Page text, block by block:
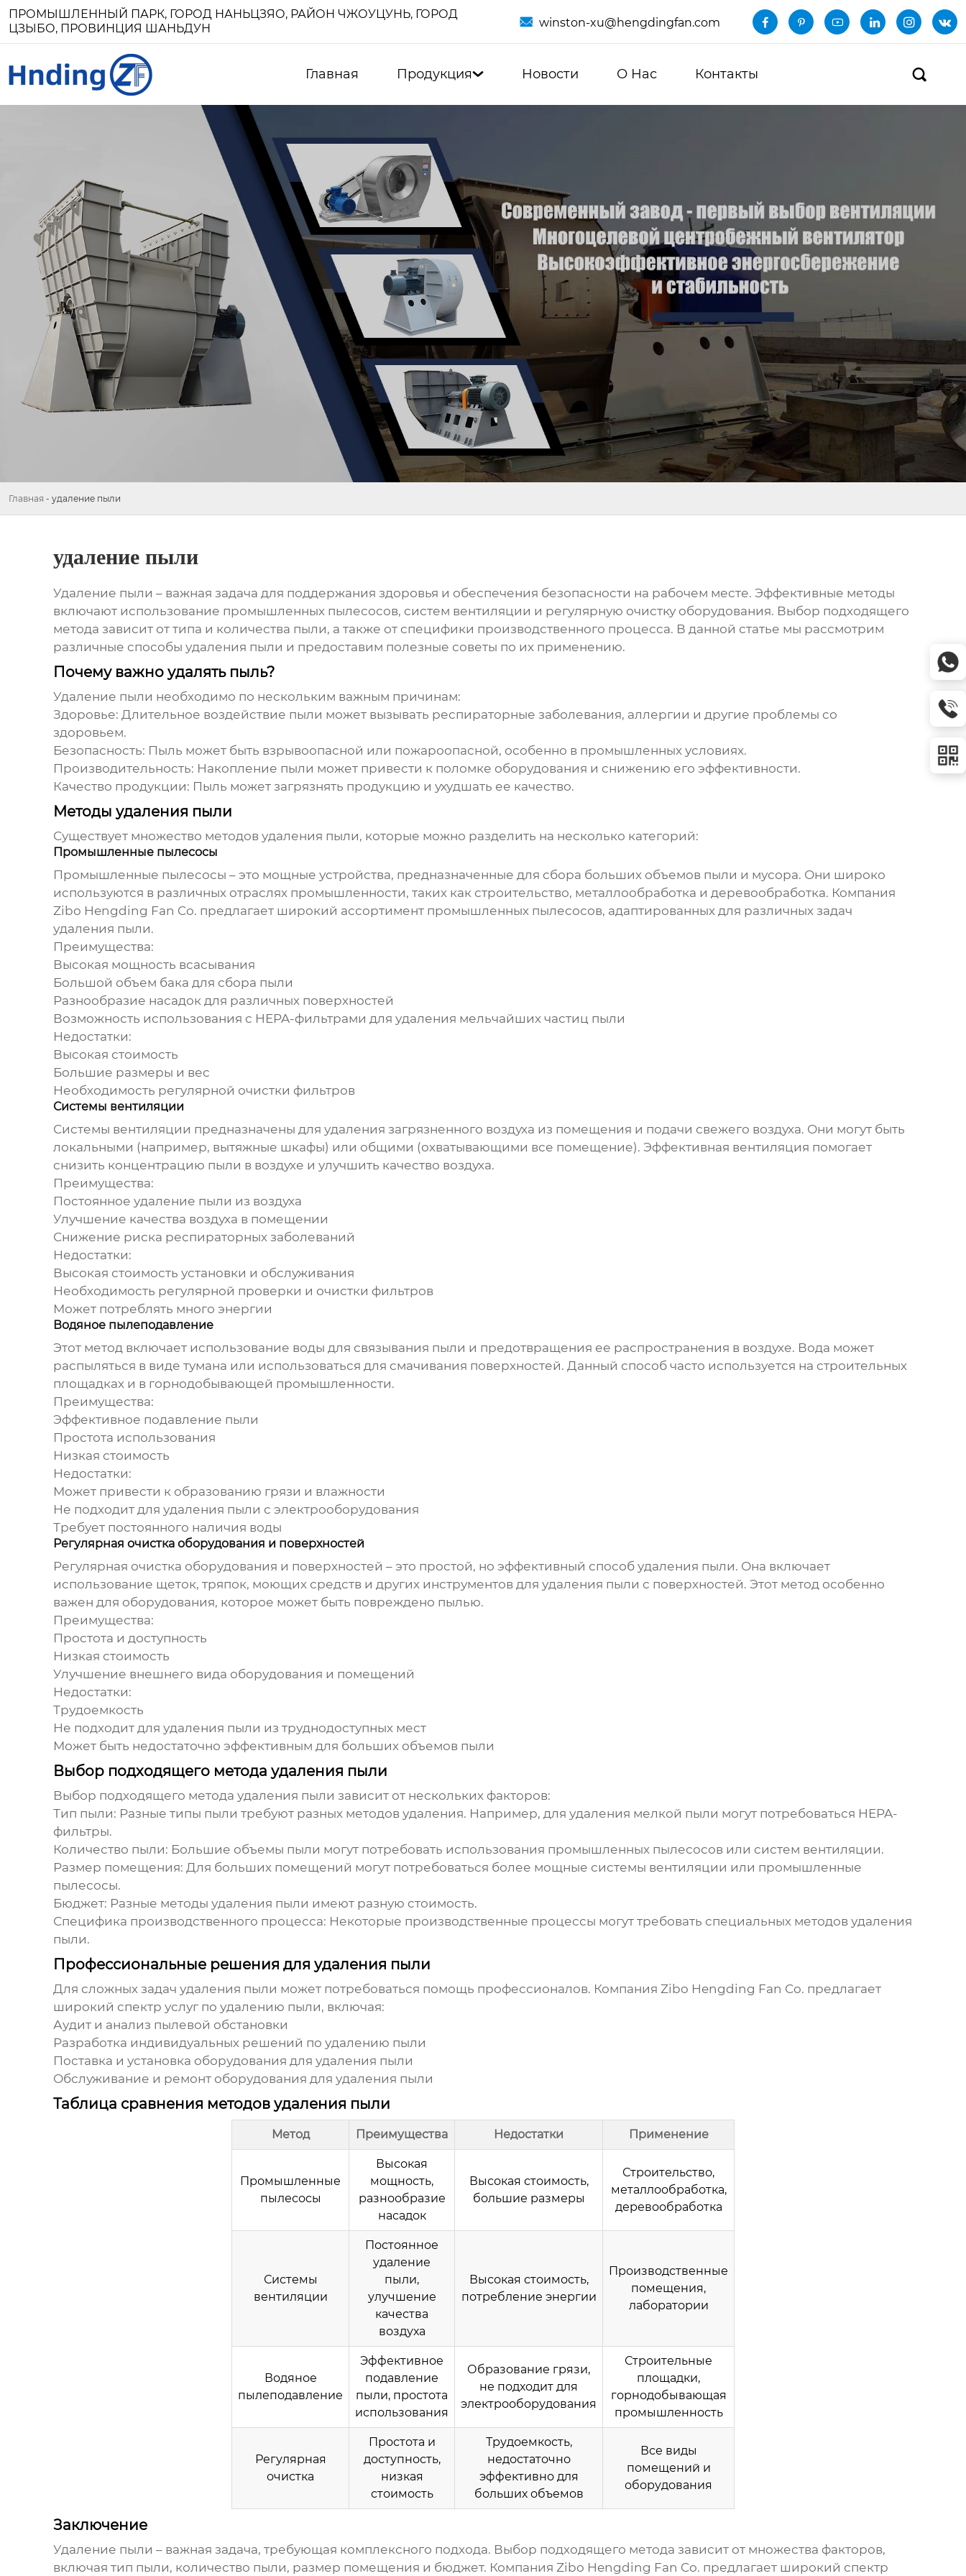
ПРОМЫШЛЕННЫЙ ПАРК, ГОРОД НАНЬЦЗЯО, РАЙОН ЧЖОУЦУНЬ, ГОРОД
ЦЗЫБО, ПРОВИНЦИЯ ШАНЬДУН
 winston-xu@hengdingfan.com      
Главная Продукция Новости О Нас Контакты 
Главная - удаление пыли
удаление пыли
Удаление пыли – важная задача для поддержания здоровья и обеспечения безопасности на рабочем месте. Эффективные методы
включают использование промышленных пылесосов, систем вентиляции и регулярную очистку оборудования. Выбор подходящего
метода зависит от типа и количества пыли, а также от специфики производственного процесса. В данной статье мы рассмотрим
различные способы удаления пыли и предоставим полезные советы по их применению.
Почему важно удалять пыль?
Удаление пыли необходимо по нескольким важным причинам:
Здоровье: Длительное воздействие пыли может вызывать респираторные заболевания, аллергии и другие проблемы со
здоровьем.
Безопасность: Пыль может быть взрывоопасной или пожароопасной, особенно в промышленных условиях.
Производительность: Накопление пыли может привести к поломке оборудования и снижению его эффективности.
Качество продукции: Пыль может загрязнять продукцию и ухудшать ее качество.
Методы удаления пыли
Существует множество методов удаления пыли, которые можно разделить на несколько категорий:
Промышленные пылесосы
Промышленные пылесосы – это мощные устройства, предназначенные для сбора больших объемов пыли и мусора. Они широко
используются в различных отраслях промышленности, таких как строительство, металлообработка и деревообработка. Компания
Zibo Hengding Fan Co. предлагает широкий ассортимент промышленных пылесосов, адаптированных для различных задач
удаления пыли.
Преимущества:
Высокая мощность всасывания
Большой объем бака для сбора пыли
Разнообразие насадок для различных поверхностей
Возможность использования с HEPA-фильтрами для удаления мельчайших частиц пыли
Недостатки:
Высокая стоимость
Большие размеры и вес
Необходимость регулярной очистки фильтров
Системы вентиляции
Системы вентиляции предназначены для удаления загрязненного воздуха из помещения и подачи свежего воздуха. Они могут быть
локальными (например, вытяжные шкафы) или общими (охватывающими все помещение). Эффективная вентиляция помогает
снизить концентрацию пыли в воздухе и улучшить качество воздуха.
Преимущества:
Постоянное удаление пыли из воздуха
Улучшение качества воздуха в помещении
Снижение риска респираторных заболеваний
Недостатки:
Высокая стоимость установки и обслуживания
Необходимость регулярной проверки и очистки фильтров
Может потреблять много энергии
Водяное пылеподавление
Этот метод включает использование воды для связывания пыли и предотвращения ее распространения в воздухе. Вода может
распыляться в виде тумана или использоваться для смачивания поверхностей. Данный способ часто используется на строительных
площадках и в горнодобывающей промышленности.
Преимущества:
Эффективное подавление пыли
Простота использования
Низкая стоимость
Недостатки:
Может привести к образованию грязи и влажности
Не подходит для удаления пыли с электрооборудования
Требует постоянного наличия воды
Регулярная очистка оборудования и поверхностей
Регулярная очистка оборудования и поверхностей – это простой, но эффективный способ удаления пыли. Она включает
использование щеток, тряпок, моющих средств и других инструментов для удаления пыли с поверхностей. Этот метод особенно
важен для оборудования, которое может быть повреждено пылью.
Преимущества:
Простота и доступность
Низкая стоимость
Улучшение внешнего вида оборудования и помещений
Недостатки:
Трудоемкость
Не подходит для удаления пыли из труднодоступных мест
Может быть недостаточно эффективным для больших объемов пыли
Выбор подходящего метода удаления пыли
Выбор подходящего метода удаления пыли зависит от нескольких факторов:
Тип пыли: Разные типы пыли требуют разных методов удаления. Например, для удаления мелкой пыли могут потребоваться HEPA-
фильтры.
Количество пыли: Большие объемы пыли могут потребовать использования промышленных пылесосов или систем вентиляции.
Размер помещения: Для больших помещений могут потребоваться более мощные системы вентиляции или промышленные
пылесосы.
Бюджет: Разные методы удаления пыли имеют разную стоимость.
Специфика производственного процесса: Некоторые производственные процессы могут требовать специальных методов удаления
пыли.
Профессиональные решения для удаления пыли
Для сложных задач удаления пыли может потребоваться помощь профессионалов. Компания Zibo Hengding Fan Co. предлагает
широкий спектр услуг по удалению пыли, включая:
Аудит и анализ пылевой обстановки
Разработка индивидуальных решений по удалению пыли
Поставка и установка оборудования для удаления пыли
Обслуживание и ремонт оборудования для удаления пыли
Таблица сравнения методов удаления пыли
Метод Преимущества Недостатки Применение
Промышленные
пылесосы
Высокая
мощность,
разнообразие
насадок
Высокая стоимость,
большие размеры
Строительство,
металлообработка,
деревообработка
Системы
вентиляции
Постоянное
удаление
пыли,
улучшение
качества
воздуха
Высокая стоимость,
потребление энергии
Производственные
помещения,
лаборатории
Водяное
пылеподавление
Эффективное
подавление
пыли, простота
использования
Образование грязи,
не подходит для
электрооборудования
Строительные
площадки,
горнодобывающая
промышленность
Регулярная
очистка
Простота и
доступность,
низкая
стоимость
Трудоемкость,
недостаточно
эффективно для
больших объемов
Все виды
помещений и
оборудования
Заключение
Удаление пыли – важная задача, требующая комплексного подхода. Выбор подходящего метода зависит от множества факторов,
включая тип пыли, количество пыли, размер помещения и бюджет. Компания Zibo Hengding Fan Co. предлагает широкий спектр